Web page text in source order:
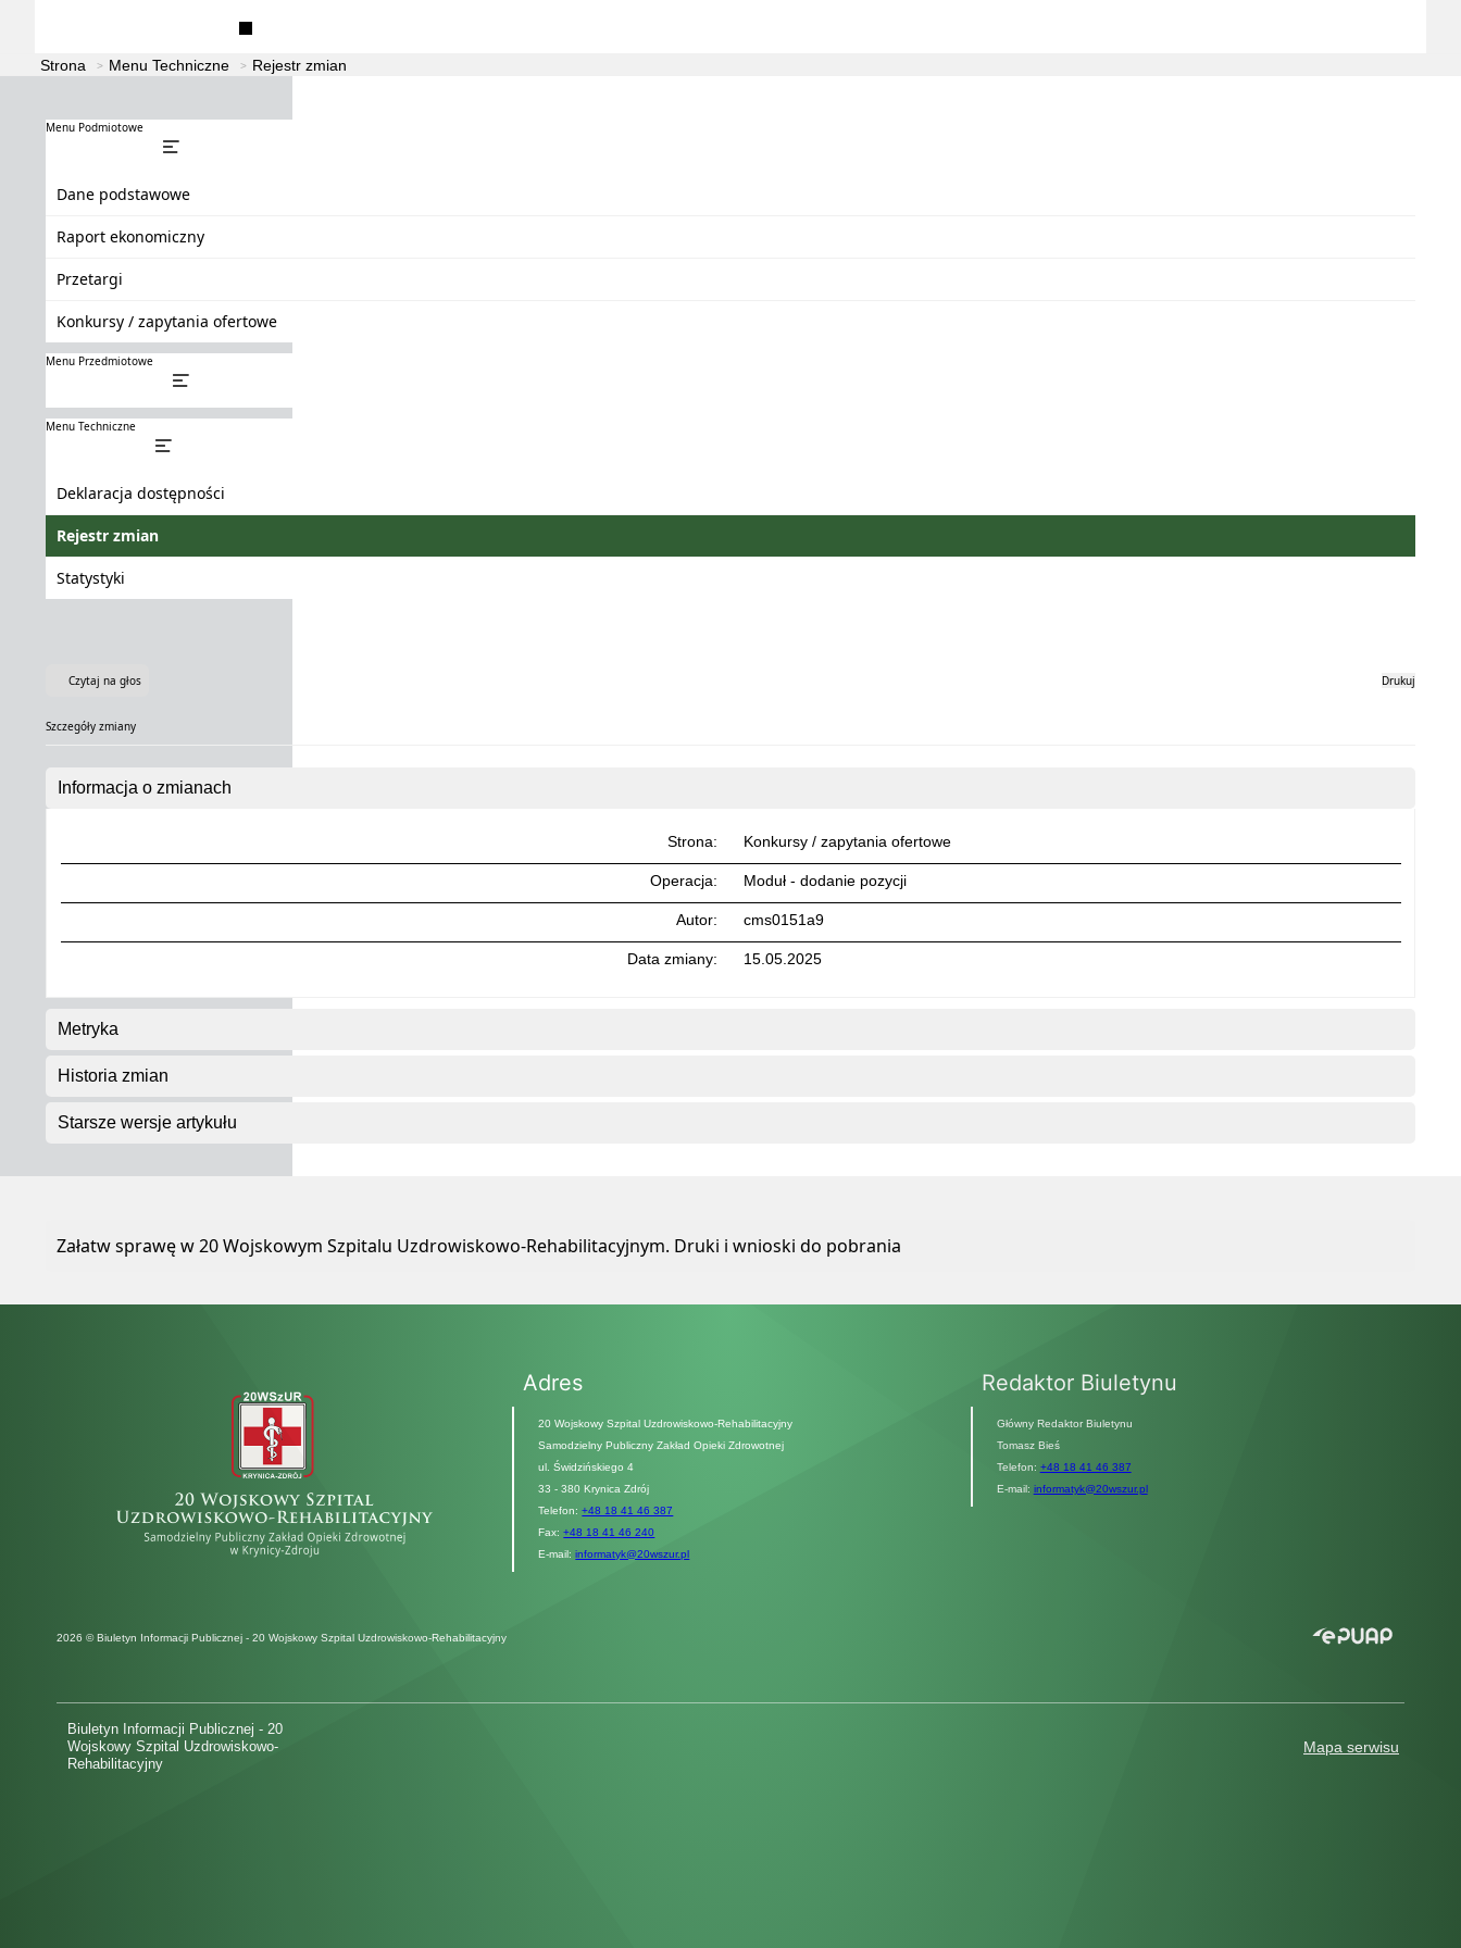
Strona Menu Techniczne Rejestr zmian
Menu Podmiotowe
Dane podstawowe
Raport ekonomiczny
Przetargi
Konkursy / zapytania ofertowe
Menu Przedmiotowe
Menu Techniczne
Deklaracja dostępności
Rejestr zmian
Statystyki
Czytaj na głos Drukuj
Szczegóły zmiany
Informacja o zmianach
Strona Konkursy / zapytania ofertowe
Operacja Moduł - dodanie pozycji
Autor cms0151a9
Data zmiany 15.05.2025
Metryka
Historia zmian
Starsze wersje artykułu
Załatw sprawę w 20 Wojskowym Szpitalu Uzdrowiskowo-Rehabilitacyjnym. Druki i wnioski do pobrania
Adres
20 Wojskowy Szpital Uzdrowiskowo-Rehabilitacyjny
Samodzielny Publiczny Zakład Opieki Zdrowotnej
ul. Świdzińskiego 4
33 - 380 Krynica Zdrój
Telefon:+48 18 41 46 387
Fax:+48 18 41 46 240
E-mail:informatyk@20wszur.pl
Redaktor Biuletynu
Główny Redaktor Biuletynu
Tomasz Bieś
Telefon: +48 18 41 46 387
E-mail: informatyk@20wszur.pl
2026 © Biuletyn Informacji Publicznej - 20 Wojskowy Szpital Uzdrowiskowo-Rehabilitacyjny
Biuletyn Informacji Publicznej - 20
Wojskowy Szpital Uzdrowiskowo-
Rehabilitacyjny
Mapa serwisu